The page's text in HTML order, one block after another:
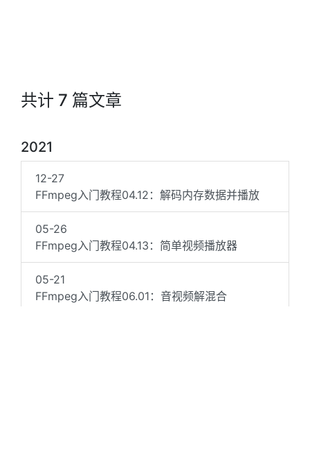
共计 7 篇文章
2021
12-27
FFmpeg入门教程04.12：解码内存数据并播放
05-26
FFmpeg入门教程04.13：简单视频播放器
05-21
FFmpeg入门教程06.01：音视频解混合